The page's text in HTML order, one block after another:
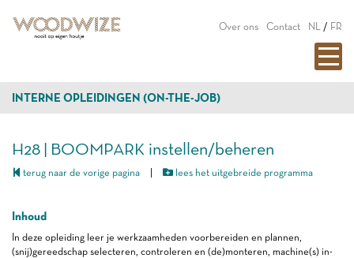
Over ons Contact NL / FR
INTERNE OPLEIDINGEN (ON-THE-JOB)
H28 | BOOMPARK instellen/beheren
terug naar de vorige pagina lees het uitgebreide programma
Inhoud
In deze opleiding leer je werkzaamheden voorbereiden en plannen,
(snij)gereedschap selecteren, controleren en (de)monteren, machine(s) in-